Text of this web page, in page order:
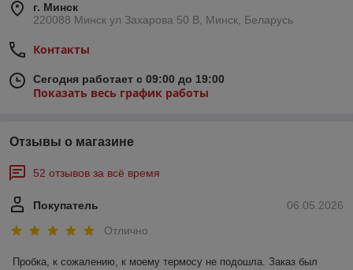
г. Минск
220088 Минск ул Захарова 50 В, Минск, Беларусь
Контакты
Сегодня работает с 09:00 до 19:00
Показать весь график работы
Отзывы о магазине
52 отзывов за всё время
06.05.2026
Покупатель
Отлично
Пробка, к сожалению, к моему термосу не подошла. Заказ был